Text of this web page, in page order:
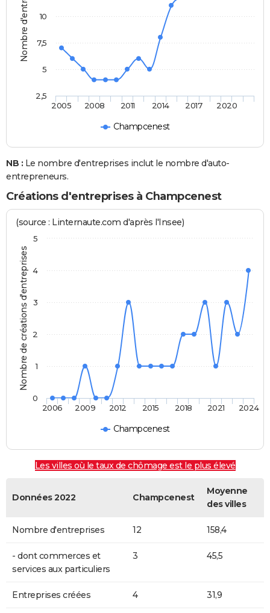
Champcenest
2005 2008 2011 2014 2017 2020
2,5
5
7,5
10
NB : Le nombre d'entreprises inclut le nombre d'auto-
entrepreneurs.
Créations d'entreprises à Champcenest
Nombre de créations d'entreprises
(source : Linternaute.com d'après l'Insee)
Champcenest
2006 2009 2012 2015 2018 2021 2024
0
1
2
3
4
5
Les villes où le taux de chômage est le plus élevé
Données 2022 Champcenest
Moyenne
des villes
Nombre d'entreprises 12 158,4
- dont commerces et
services aux particuliers
3 45,5
Entreprises créées 4 31,9